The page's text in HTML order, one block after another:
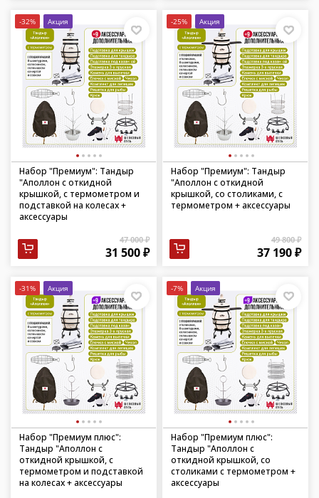
-32% Акция
Набор "Премиум": Тандыр
"Аполлон с откидной
крышкой, с термометром и
подставкой на колесах +
аксессуары
47 000 ₽
31 500 ₽
-25% Акция
Набор "Премиум": Тандыр
"Аполлон с откидной
крышкой, со столиками, с
термометром + аксессуары
49 800 ₽
37 190 ₽
-31% Акция
Набор "Премиум плюс":
Тандыр "Аполлон с
откидной крышкой, с
термометром и подставкой
на колесах + аксессуары
-7% Акция
Набор "Премиум плюс":
Тандыр "Аполлон с
откидной крышкой, со
столиками с термометром +
аксессуары